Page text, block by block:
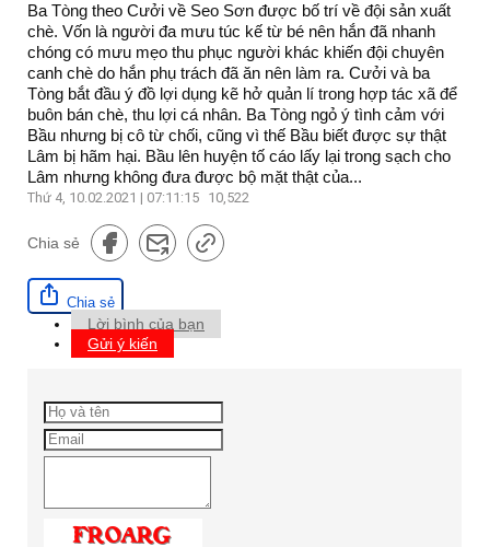
Ba Tòng theo Cưởi về Seo Sơn được bố trí về đội sản xuất
chè. Vốn là người đa mưu túc kế từ bé nên hắn đã nhanh
chóng có mưu mẹo thu phục người khác khiến đội chuyên
canh chè do hắn phụ trách đã ăn nên làm ra. Cưởi và ba
Tòng bắt đầu ý đồ lợi dụng kẽ hở quản lí trong hợp tác xã để
buôn bán chè, thu lợi cá nhân. Ba Tòng ngỏ ý tình cảm với
Bầu nhưng bị cô từ chối, cũng vì thế Bầu biết được sự thật
Lâm bị hãm hại. Bầu lên huyện tố cáo lấy lại trong sạch cho
Lâm nhưng không đưa được bộ mặt thật của...
Thứ 4, 10.02.2021 | 07:11:15 10,522
Chia sẻ
Chia sẻ
Lời bình của bạn
Gửi ý kiến